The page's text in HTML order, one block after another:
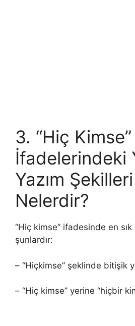
3. “Hiç Kimse”
İfadelerindeki
Yazım Şekilleri
Nelerdir?
“Hiç kimse” ifadesinde en
şunlardır:
– “Hiçkimse” şeklinde bitişik
– “Hiç kimse” yerine “hiçbir